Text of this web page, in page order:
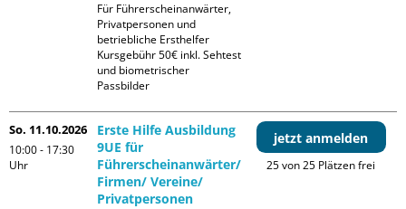
Für Führerscheinanwärter,
Privatpersonen und
betriebliche Ersthelfer
Kursgebühr 50€ inkl. Sehtest
und biometrischer
Passbilder
So. 11.10.2026
10:00 - 17:30
Uhr
Erste Hilfe Ausbildung
9UE für
Führerscheinanwärter/
Firmen/ Vereine/
Privatpersonen
jetzt anmelden
25 von 25 Plätzen frei